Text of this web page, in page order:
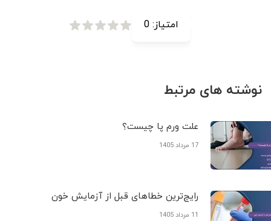
امتیاز: 0
نوشته های مرتبط
علت ورم پا چیست؟
17 مرداد 1405
رایج‌ترین خطاهای قبل از آزمایش خون
11 مرداد 1405